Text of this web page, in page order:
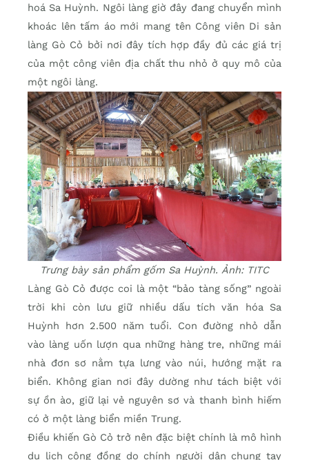
hoá Sa Huỳnh. Ngôi làng giờ đây đang chuyển mình
khoác lên tấm áo mới mang tên Công viên Di sản
làng Gò Cỏ bởi nơi đây tích hợp đầy đủ các giá trị
của một công viên địa chất thu nhỏ ở quy mô của
một ngôi làng.
Trưng bày sản phẩm gốm Sa Huỳnh. Ảnh: TITC
Làng Gò Cỏ được coi là một “bảo tàng sống” ngoài
trời khi còn lưu giữ nhiều dấu tích văn hóa Sa
Huỳnh hơn 2.500 năm tuổi. Con đường nhỏ dẫn
vào làng uốn lượn qua những hàng tre, những mái
nhà đơn sơ nằm tựa lưng vào núi, hướng mặt ra
biển. Không gian nơi đây dường như tách biệt với
sự ồn ào, giữ lại vẻ nguyên sơ và thanh bình hiếm
có ở một làng biển miền Trung.
Điều khiến Gò Cỏ trở nên đặc biệt chính là mô hình
du lịch cộng đồng do chính người dân chung tay